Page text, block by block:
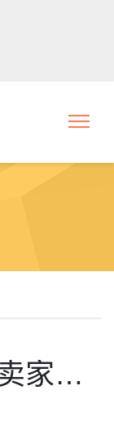
海外仓给中小电商卖家带来什么优势？